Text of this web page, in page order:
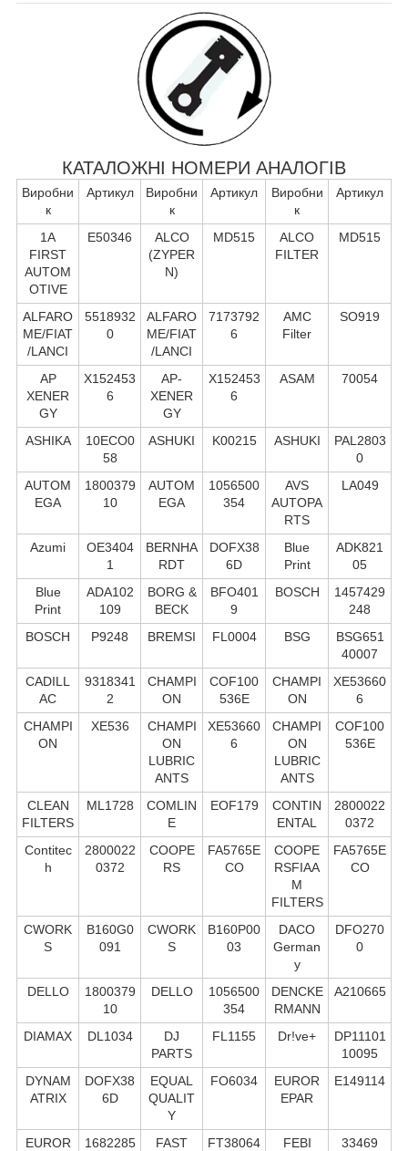
КАТАЛОЖНІ НОМЕРИ АНАЛОГІВ
Виробни
к
Артикул
Виробни
к
Артикул
Виробни
к
Артикул
1A
FIRST
AUTOM
OTIVE
E50346
ALCO
(ZYPER
N)
MD515
ALCO
FILTER
MD515
ALFARO
ME/FIAT
/LANCI
5518932
0
ALFARO
ME/FIAT
/LANCI
7173792
6
AMC
Filter
SO919
AP
XENER
GY
X152453
6
AP-
XENER
GY
X152453
6
ASAM 70054
ASHIKA
10ECO0
58
ASHUKI K00215 ASHUKI
PAL2803
0
AUTOM
EGA
1800379
10
AUTOM
EGA
1056500
354
AVS
AUTOPA
RTS
LA049
Azumi
OE3404
1
BERNHA
RDT
DOFX38
6D
Blue
Print
ADK821
05
Blue
Print
ADA102
109
BORG &
BECK
BFO401
9
BOSCH
1457429
248
BOSCH
P9248 BREMSI FL0004 BSG
BSG651
40007
CADILL
AC
9318341
2
CHAMPI
ON
COF100
536E
CHAMPI
ON
XE53660
6
CHAMPI
ON
XE536
CHAMPI
ON
LUBRIC
ANTS
XE53660
6
CHAMPI
ON
LUBRIC
ANTS
COF100
536E
CLEAN
FILTERS
ML1728
COMLIN
E
EOF179
CONTIN
ENTAL
2800022
0372
Contitec
h
2800022
0372
COOPE
RS
FA5765E
CO
COOPE
RSFIAA
M
FILTERS
FA5765E
CO
CWORK
S
B160G0
091
CWORK
S
B160P00
03
DACO
German
y
DFO270
0
DELLO
1800379
10
DELLO
1056500
354
DENCKE
RMANN
A210665
DIAMAX DL1034
DJ
PARTS
FL1155 Dr!ve+
DP11101
10095
DYNAM
ATRIX
DOFX38
6D
EQUAL
QUALIT
Y
FO6034
EUROR
EPAR
E149114
EUROR
1682285
FAST FT38064
FEBI
33469